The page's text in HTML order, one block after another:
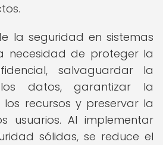
la seguridad en sistemas
necesidad de proteger la
salvaguardar la
datos, garantizar la
recursos y preservar la
usuarios. Al implementar
sólidas, se reduce el